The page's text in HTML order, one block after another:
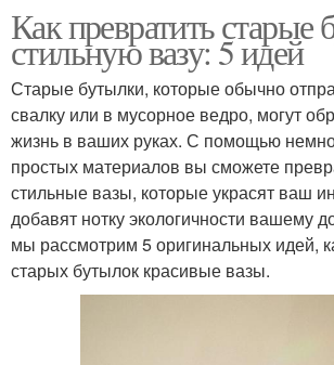
Как превратить старые
стильную вазу: 5 идей
Старые бутылки, которые обычно
свалку или в мусорное ведро, могут
жизнь в ваших руках. С помощью
простых материалов вы сможете
стильные вазы, которые украсят ваш
добавят нотку экологичности вашему
мы рассмотрим 5 оригинальных идей,
старых бутылок красивые вазы.